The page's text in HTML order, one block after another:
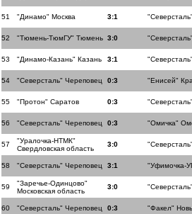
51 "Динамо" Москва 3:1
52 "Тюмень-ТюмГУ" Тюмень 3:0
53 "Динамо-Казань" Казань 3:1
54 "Северсталь" Череповец 0:3 "Енисей"
55 "Протон" Саратов 0:3
56 "Северсталь" Череповец 0:3 "Омичка"
57
"Уралочка-НТМК"
Свердловская область
3:0
58 "Северсталь" Череповец 3:1 "Уфимочка-
59
"Заречье-Одинцово"
Московская область
3:0
60 "Северсталь" Череповец 0:3 "Факел"